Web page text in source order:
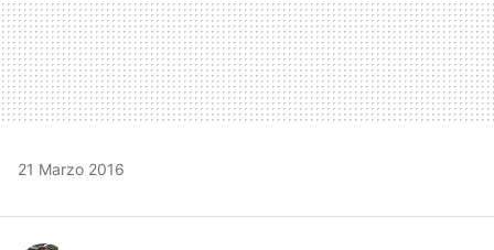
21 Marzo 2016